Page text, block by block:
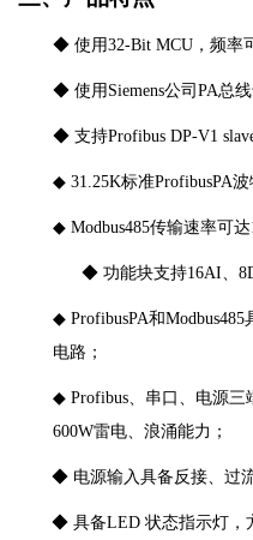
◆ 使用32-Bit MCU，频率
◆ 使用 Siemens公司PA总
◆ 支持Profibus DP-V1
◆ 31.25K标准ProfibusPA
◆ Modbus485传输速率可达
◆ 功能块支持16AI、
◆ ProfibusPA和
电路 ；
◆ Profibus、串口、电源
600W雷电、浪涌能力 ；
◆ 电源输入具备反接、过
◆ 具备LED 状态指示灯，